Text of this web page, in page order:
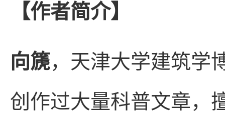
【作者简介】
向篪，天津大学建筑学
创作过大量科普文章，